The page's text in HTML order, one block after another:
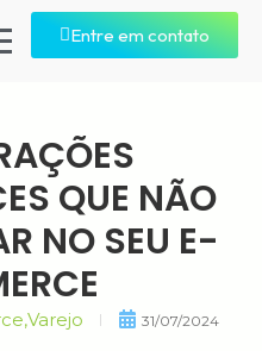
Entre em contato
QUE NÃO
NO SEU E-
,Varejo 31/07/2024